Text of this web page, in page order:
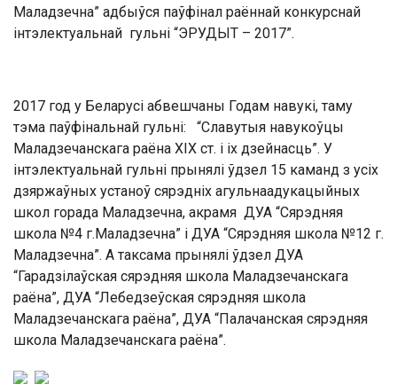
Маладзечна” адбыўся паўфінал раённай конкурснай
інтэлектуальнай гульні “ЭРУДЫТ – 2017”.
2017 год у Беларусі абвешчаны Годам навукі, таму
тэма паўфінальнай гульні: “Славутыя навукоўцы
Маладзечанскага раёна XIX ст. і іх дзейнасць”. У
інтэлектуальнай гульні прынялі ўдзел 15 каманд з усіх
дзяржаўных устаноў сярэдніх агульнаадукацыйных
школ горада Маладзечна, акрамя ДУА “Сярэдняя
школа №4 г.Маладзечна” і ДУА “Сярэдняя школа №12 г.
Маладзечна”. А таксама прынялі ўдзел ДУА
“Гарадзілаўская сярэдняя школа Маладзечанскага
раёна”, ДУА “Лебедзеўская сярэдняя школа
Маладзечанскага раёна”, ДУА “Палачанская сярэдняя
школа Маладзечанскага раёна”.